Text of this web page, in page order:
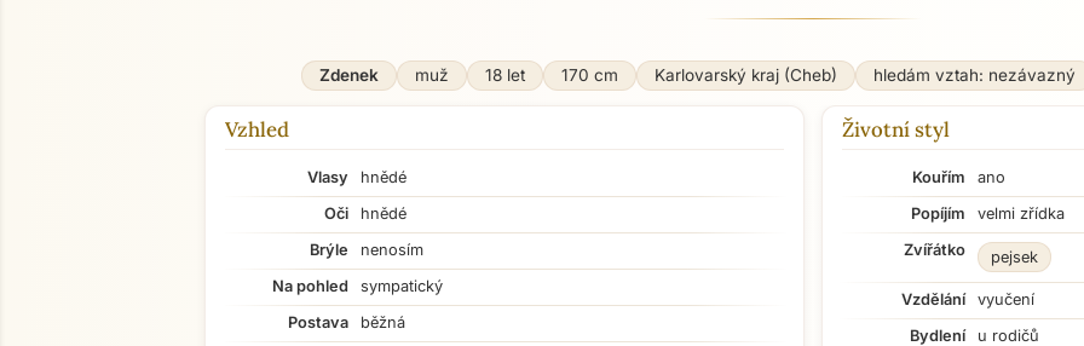
Zdenek muž 18 let 170 cm Karlovarský kraj (Cheb) hledám vztah: nezávazný
Vzhled
Vlasy
hnědé
Oči
hnědé
Brýle
nenosím
Na pohled
sympatický
Postava
běžná
Životní styl
Kouřím
ano
Popíjím
velmi zřídka
Zvířátko
pejsek
Vzdělání
vyučení
Bydlení
u rodičů